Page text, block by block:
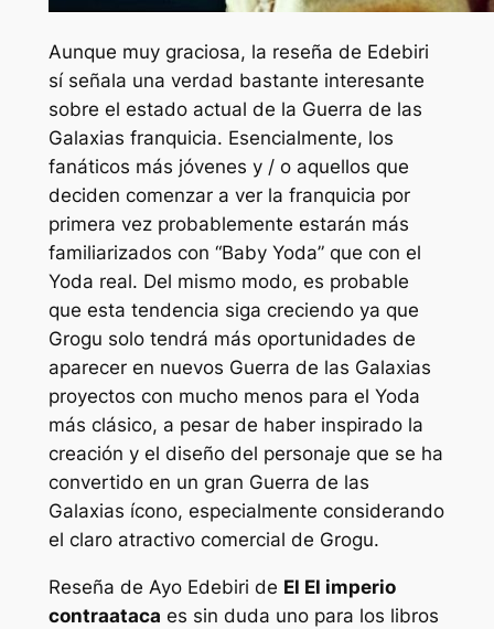
Aunque muy graciosa, la reseña de Edebiri
sí señala una verdad bastante interesante
sobre el estado actual de la Guerra de las
Galaxias franquicia. Esencialmente, los
fanáticos más jóvenes y / o aquellos que
deciden comenzar a ver la franquicia por
primera vez probablemente estarán más
familiarizados con “Baby Yoda” que con el
Yoda real. Del mismo modo, es probable
que esta tendencia siga creciendo ya que
Grogu solo tendrá más oportunidades de
aparecer en nuevos Guerra de las Galaxias
proyectos con mucho menos para el Yoda
más clásico, a pesar de haber inspirado la
creación y el diseño del personaje que se ha
convertido en un gran Guerra de las
Galaxias ícono, especialmente considerando
el claro atractivo comercial de Grogu.
Reseña de Ayo Edebiri de El El imperio
contraataca es sin duda uno para los libros